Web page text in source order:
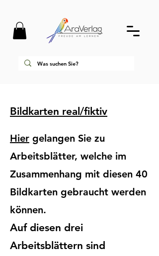
Bildkarten real/fiktiv
Hier gelangen Sie zu
Arbeitsblätter, welche im
Zusammenhang mit diesen 40
Bildkarten gebraucht werden
können.
Auf diesen drei
Arbeitsblättern sind